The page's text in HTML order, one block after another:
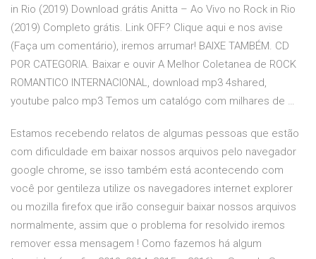
in Rio (2019) Download grátis Anitta – Ao Vivo no Rock in Rio
(2019) Completo grátis. Link OFF? Clique aqui e nos avise
(Faça um comentário), iremos arrumar! BAIXE TAMBÉM. CD
POR CATEGORIA. Baixar e ouvir A Melhor Coletanea de ROCK
ROMANTICO INTERNACIONAL, download mp3 4shared,
youtube palco mp3 Temos um catalógo com milhares de …
Estamos recebendo relatos de algumas pessoas que estão
com dificuldade em baixar nossos arquivos pelo navegador
google chrome, se isso também está acontecendo com
você por gentileza utilize os navegadores internet explorer
ou mozilla firefox que irão conseguir baixar nossos arquivos
normalmente, assim que o problema for resolvido iremos
remover essa mensagem ! Como fazemos há algum